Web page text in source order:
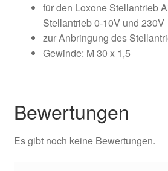
für den Loxone Stellantrieb
Stellantrieb 0-10V und 230V
zur Anbringung des
Gewinde: M 30 x 1,5
Bewertungen
Es gibt noch keine Bewertungen.